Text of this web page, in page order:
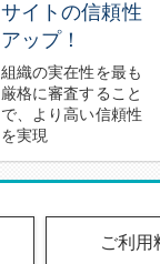
サイトの信頼性
アップ！
組織の実在性を最も
厳格に審査すること
で、より高い信頼性
を実現
ご利用